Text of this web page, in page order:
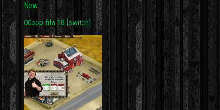
New
Обзор fifa 18 [switch]